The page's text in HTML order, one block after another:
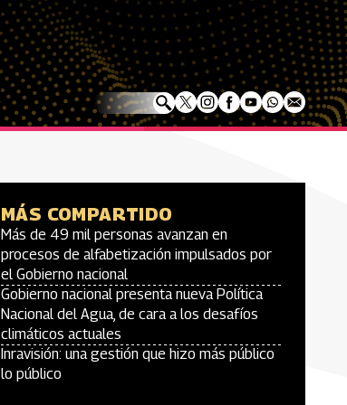
MÁS COMPARTIDO
Más de 49 mil personas avanzan en
procesos de alfabetización impulsados por
el Gobierno nacional
Gobierno nacional presenta nueva Política
Nacional del Agua, de cara a los desafíos
climáticos actuales
Inravisión: una gestión que hizo más público
lo público